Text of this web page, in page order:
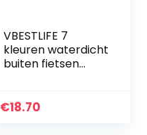
VBESTLIFE 7
kleuren waterdicht
buiten fietsen
camcorder
€18.70